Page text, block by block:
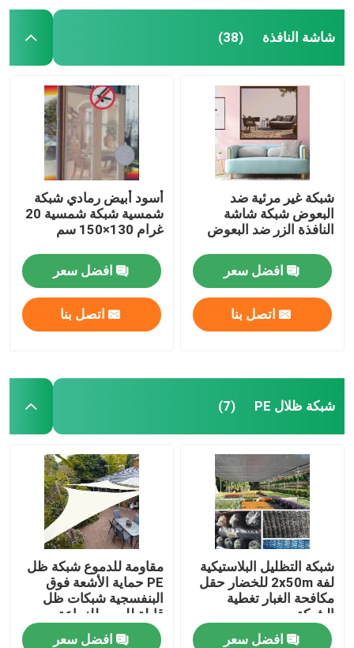
شاشة النافذة (38)
شبكة غير مرئية ضد
البعوض شبكة شاشة
النافذة الزر ضد البعوض
افضل سعر
اتصل بنا
أسود أبيض رمادي شبكة
شمسية شبكة شمسية 20
غرام 130×150 سم
افضل سعر
اتصل بنا
شبكة ظلال PE (7)
شبكة التظليل البلاستيكية
لفة 2x50m للخضار حقل
مكافحة الغبار تغطية
الشبكة
افضل سعر
مقاومة للدموع شبكة ظل
PE حماية الأشعة فوق
البنفسجية شبكات ظل
قابلة للعبور للزراعة
افضل سعر